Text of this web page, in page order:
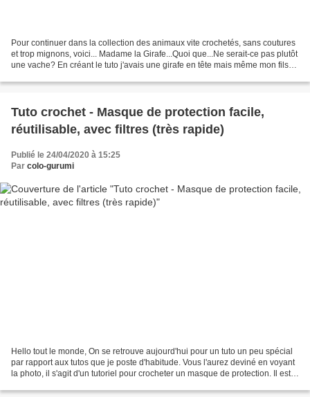
Pour continuer dans la collection des animaux vite crochetés, sans coutures
et trop mignons, voici... Madame la Girafe...Quoi que...Ne serait-ce pas plutôt
une vache? En créant le tuto j'avais une girafe en tête mais même mon fils
Tuto crochet - Masque de protection facile,
réutilisable, avec filtres (très rapide)
Publié le 24/04/2020 à 15:25
Par colo-gurumi
Hello tout le monde, On se retrouve aujourd'hui pour un tuto un peu spécial
par rapport aux tutos que je poste d'habitude. Vous l'aurez deviné en voyant
la photo, il s'agit d'un tutoriel pour crocheter un masque de protection. Il est